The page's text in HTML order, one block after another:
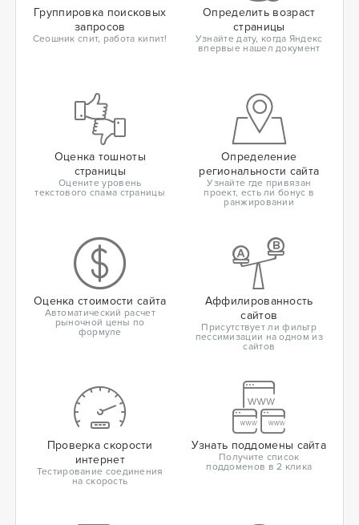
Группировка поисковых
запросов
Сеошник спит, работа кипит!
Определить возраст
страницы
Узнайте дату, когда Яндекс
впервые нашел документ
Оценка тошноты
страницы
Оцените уровень
текстового спама страницы
Определение
региональности сайта
Узнайте где привязан
проект, есть ли бонус в
ранжировании
Оценка стоимости сайта
Автоматический расчет
рыночной цены по
формуле
Аффилированность
сайтов
Присутствует ли фильтр
пессимизации на одном из
сайтов
Проверка скорости
интернет
Тестирование соединения
на скорость
Узнать поддомены сайта
Получите список
поддоменов в 2 клика